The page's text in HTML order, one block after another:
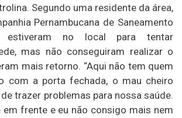
Segundo uma residente da área,
Pernambucana de Saneamento
estiveram no local para tentar
mas não conseguiram realizar o
mais retorno. “Aqui não tem quem
com a porta fechada, o mau cheiro
trazer problemas para nossa saúde.
em frente e eu não consigo mais nem